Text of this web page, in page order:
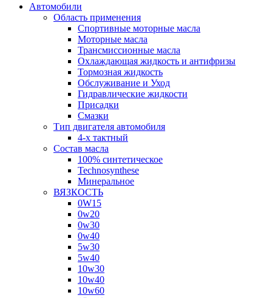
Автомобили
Область применения
Спортивные моторные масла
Моторные масла
Трансмиссионные масла
Охлаждающая жидкость и антифризы
Тормозная жидкость
Обслуживание и Уход
Гидравлические жидкости
Присадки
Смазки
Тип двигателя автомобиля
4-х тактный
Состав масла
100% синтетическое
Technosynthese
Минеральное
ВЯЗКОСТЬ
0W15
0w20
0w30
0w40
5w30
5w40
10w30
10w40
10w60